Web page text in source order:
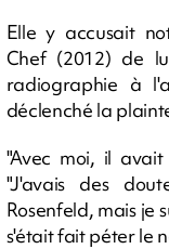
Elle y accusait
Chef (2012) de
radiographie à
déclenché la
"Avec moi, il
"J'avais des
Rosenfeld, mais je
s'était fait péter le